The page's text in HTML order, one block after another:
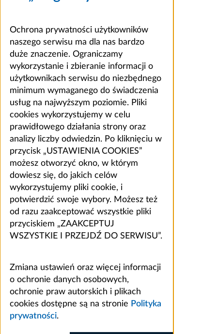
Ochrona prywatności użytkowników
naszego serwisu ma dla nas bardzo
duże znaczenie. Ograniczamy
wykorzystanie i zbieranie informacji o
użytkownikach serwisu do niezbędnego
minimum wymaganego do świadczenia
usług na najwyższym poziomie. Pliki
cookies wykorzystujemy w celu
prawidłowego działania strony oraz
analizy liczby odwiedzin. Po kliknięciu w
przycisk „USTAWIENIA COOKIES”
możesz otworzyć okno, w którym
dowiesz się, do jakich celów
wykorzystujemy pliki cookie, i
potwierdzić swoje wybory. Możesz też
od razu zaakceptować wszystkie pliki
przyciskiem „ZAAKCEPTUJ
WSZYSTKIE I PRZEJDŹ DO SERWISU”.
Zmiana ustawień oraz więcej informacji
o ochronie danych osobowych,
ochronie praw autorskich i plikach
cookies dostępne są na stronie Polityka
prywatności.